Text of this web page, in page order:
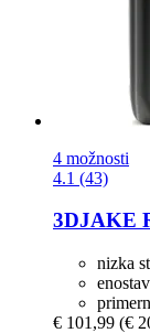
4 možnosti
4.1 (43)
3DJAKE
nizka
€ 101,99 (€